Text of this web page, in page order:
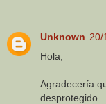
Unknown 20/
Hola,
Agradecería
desprotegido.